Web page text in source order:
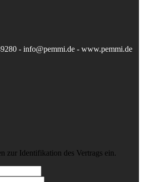
- info@pemmi.de - www.pemmi.de
zur Identifikation des Vertrags ein.